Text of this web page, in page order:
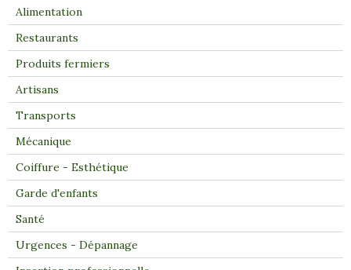
Alimentation
Restaurants
Produits fermiers
Artisans
Transports
Mécanique
Coiffure - Esthétique
Garde d'enfants
Santé
Urgences - Dépannage